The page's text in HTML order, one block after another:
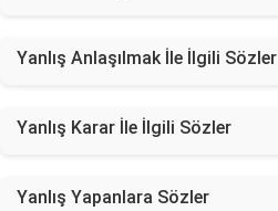
Yanlış Anlaşılmak İle İlgili Sözler
Yanlış Karar İle İlgili Sözler
Yanlış Yapanlara Sözler